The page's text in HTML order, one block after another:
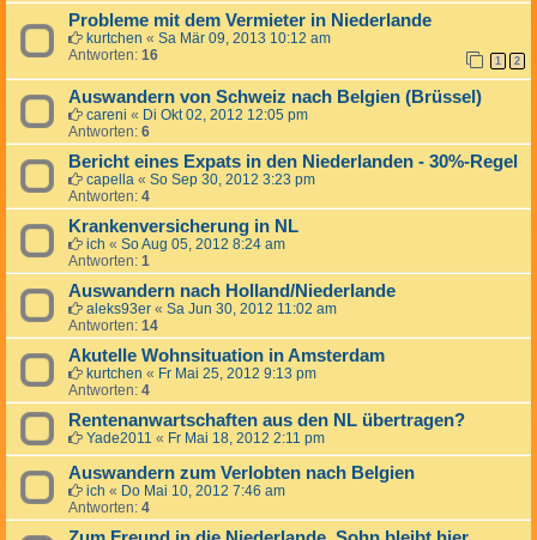
Probleme mit dem Vermieter in Niederlande
kurtchen « Sa Mär 09, 2013 10:12 am
Antworten: 16 1 2
Auswandern von Schweiz nach Belgien (Brüssel)
careni « Di Okt 02, 2012 12:05 pm
Antworten: 6
Bericht eines Expats in den Niederlanden - 30%-Regel
capella « So Sep 30, 2012 3:23 pm
Antworten: 4
Krankenversicherung in NL
ich « So Aug 05, 2012 8:24 am
Antworten: 1
Auswandern nach Holland/Niederlande
aleks93er « Sa Jun 30, 2012 11:02 am
Antworten: 14
Akutelle Wohnsituation in Amsterdam
kurtchen « Fr Mai 25, 2012 9:13 pm
Antworten: 4
Rentenanwartschaften aus den NL übertragen?
Yade2011 « Fr Mai 18, 2012 2:11 pm
Auswandern zum Verlobten nach Belgien
ich « Do Mai 10, 2012 7:46 am
Antworten: 4